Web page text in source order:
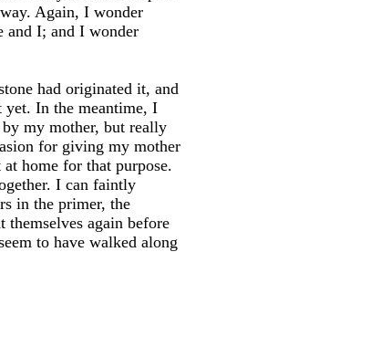
Again, I wonder
and I; and I wonder
had originated it, and
yet. In the meantime, I
my mother, but really
for giving my mother
home for that purpose.
I can faintly
in the primer, the
themselves again before
to have walked along